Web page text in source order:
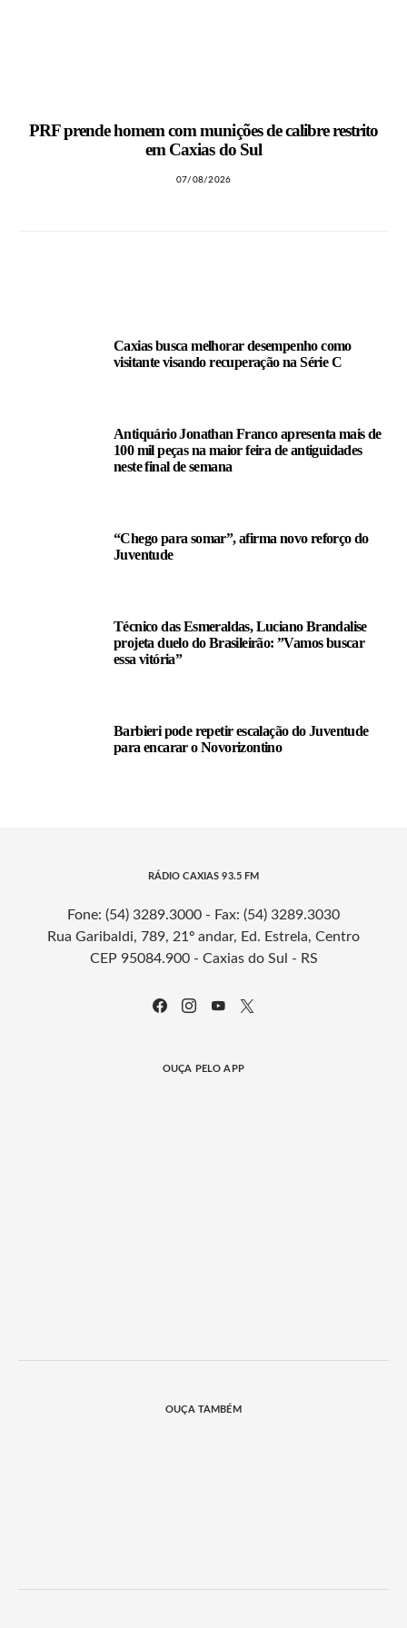
PRF prende homem com munições de calibre restrito
em Caxias do Sul
07/08/2026
Caxias busca melhorar desempenho como
visitante visando recuperação na Série C
Antiquário Jonathan Franco apresenta mais de
100 mil peças na maior feira de antiguidades
neste final de semana
“Chego para somar”, afirma novo reforço do
Juventude
Técnico das Esmeraldas, Luciano Brandalise
projeta duelo do Brasileirão: ”Vamos buscar
essa vitória”
Barbieri pode repetir escalação do Juventude
para encarar o Novorizontino
RÁDIO CAXIAS 93.5 FM
Fone: (54) 3289.3000 - Fax: (54) 3289.3030
Rua Garibaldi, 789, 21º andar, Ed. Estrela, Centro
CEP 95084.900 - Caxias do Sul - RS
OUÇA PELO APP
OUÇA TAMBÉM